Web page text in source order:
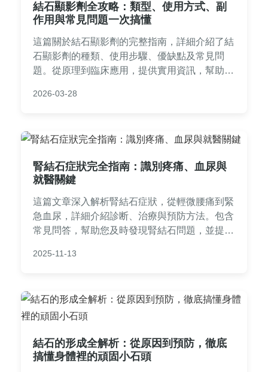
結石顯影劑全攻略：類型、使用方式、副
作用與常見問題一次搞懂
這篇關於結石顯影劑的完整指南，詳細介紹了結
石顯影劑的種類、使用步驟、優缺點及常見問
題。從原理到臨床應用，提供實用資訊，幫助您
有疑惑，適合需要進行結石檢查的讀者參考。
2026-03-28
腎結石症狀完全指南：識別疼痛、血尿與
就醫關鍵
這篇文章深入解析腎結石症狀，從輕微腰痛到緊
急血尿，詳細介紹診断、治療與預防方法。包含
常見問答，幫助您及時發現腎結石問題，並提供
者參考。
2025-11-13
結石的形成全解析：從原因到預防，徹底
搞懂身體裡的頑固小石頭